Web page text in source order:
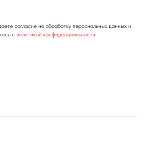
согласие на обработку персональных данных и
c политикой конфиденциальности